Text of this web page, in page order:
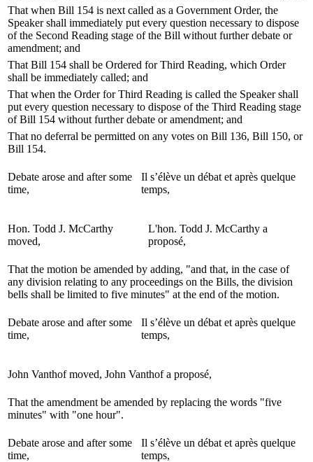
That when Bill 154 is next called as a Government Order, the
Speaker shall immediately put every question necessary to dispose
of the Second Reading stage of the Bill without further debate or
amendment; and
That Bill 154 shall be Ordered for Third Reading, which Order
shall be immediately called; and
That when the Order for Third Reading is called the Speaker shall
put every question necessary to dispose of the Third Reading stage
of Bill 154 without further debate or amendment; and
That no deferral be permitted on any votes on Bill 136, Bill 150, or
Bill 154.
Debate arose and after some
time,
Il s’élève un débat et après quelque
temps,
Hon. Todd J. McCarthy
moved,
L'hon. Todd J. McCarthy a
proposé,
That the motion be amended by adding, "and that, in the case of
any division relating to any proceedings on the Bills, the division
bells shall be limited to five minutes" at the end of the motion.
Debate arose and after some
time,
Il s’élève un débat et après quelque
temps,
John Vanthof moved, John Vanthof a proposé,
That the amendment be amended by replacing the words "five
minutes" with "one hour".
Debate arose and after some
time,
Il s’élève un débat et après quelque
temps,